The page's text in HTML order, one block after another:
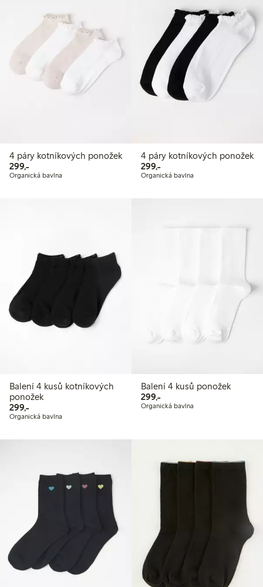
4 páry kotníkových ponožek
299,-299,00 Kč
Organická bavlna
4 páry kotníkových ponožek
299,-299,00 Kč
Organická bavlna
Balení 4 kusů kotníkových
ponožek
299,-299,00 Kč
Organická bavlna
Balení 4 kusů ponožek
299,-299,00 Kč
Organická bavlna